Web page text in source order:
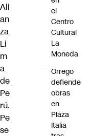
Ali
an
za
Li
m
a
de
Pe
rú.
Pe
se
el
Centro
Cultural
La
Moneda
Orrego
defiende
obras
en
Plaza
Italia